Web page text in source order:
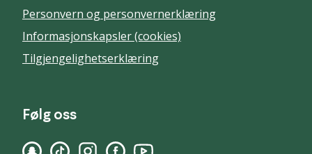
Personvern og personvernerklæring
Informasjonskapsler (cookies)
Tilgjengelighetserklæring
Følg oss